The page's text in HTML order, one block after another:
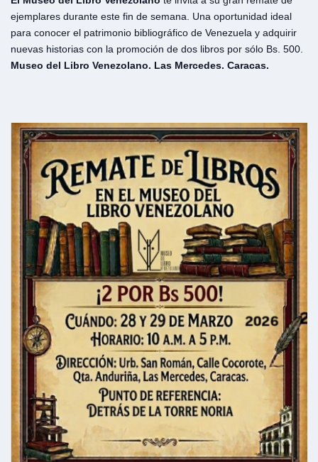
ejemplares durante este fin de semana. Una oportunidad ideal
para conocer el patrimonio bibliográfico de Venezuela y adquirir
nuevas historias con la promoción de dos libros por sólo Bs. 500.
Museo del Libro Venezolano. Las Mercedes. Caracas.